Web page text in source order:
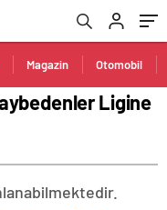
Magazin Otomobil
Ligine